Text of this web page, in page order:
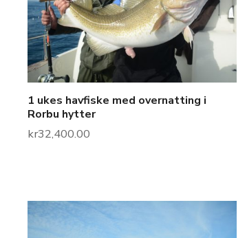
1 ukes havfiske med overnatting i
Rorbu hytter
kr32,400.00